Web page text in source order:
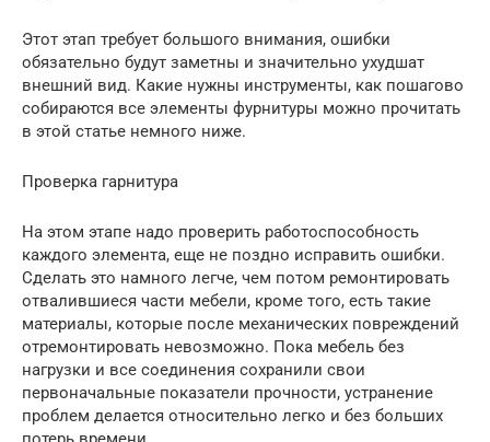
Этот этап требует большого внимания, ошибки
обязательно будут заметны и значительно ухудшат
внешний вид. Какие нужны инструменты, как пошагово
собираются все элементы фурнитуры можно прочитать
в этой статье немного ниже.
Проверка гарнитура
На этом этапе надо проверить работоспособность
каждого элемента, еще не поздно исправить ошибки.
Сделать это намного легче, чем потом ремонтировать
отвалившиеся части мебели, кроме того, есть такие
материалы, которые после механических повреждений
отремонтировать невозможно. Пока мебель без
нагрузки и все соединения сохранили свои
первоначальные показатели прочности, устранение
проблем делается относительно легко и без больших